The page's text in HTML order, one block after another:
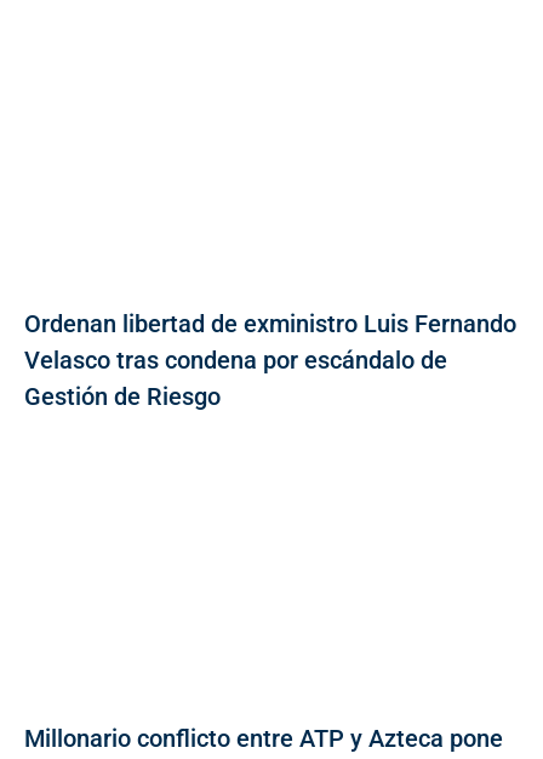
Ordenan libertad de exministro Luis Fernando
Velasco tras condena por escándalo de
Gestión de Riesgo
Millonario conflicto entre ATP y Azteca pone